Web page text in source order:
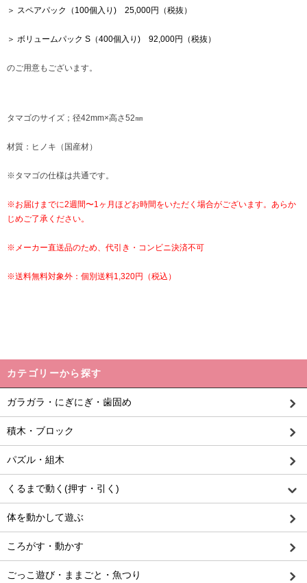
＞ スペアパック（100個入り) 25,000円（税抜）
＞ ボリュームパック S（400個入り) 92,000円（税抜）
のご用意もございます。
タマゴのサイズ；径42mm×高さ52㎜
材質：ヒノキ（国産材）
※タマゴの仕様は共通です。
※お届けまでに2週間〜1ヶ月ほどお時間をいただく場合がございます。あらか
じめご了承ください。
※メーカー直送品のため、代引き・コンビニ決済不可
※送料無料対象外：個別送料1,320円（税込）
カテゴリーから探す
ガラガラ・にぎにぎ・歯固め
積木・ブロック
パズル・組木
くるまで動く(押す・引く)
体を動かして遊ぶ
ころがす・動かす
ごっこ遊び・ままごと・魚つり